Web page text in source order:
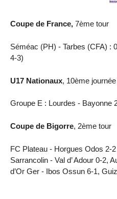
Coupe de France, 7ème tour
Séméac (PH) - Tarbes (CFA) :
4-3)
U17 Nationaux, 10ème journée
Groupe E : Lourdes - Bayonne
Coupe de Bigorre, 2ème tour
FC Plateau - Horgues Odos 2-
Sarrancolin - Val d’ Adour 0-2,
d’Or Ger - Ibos Ossun 6-1,